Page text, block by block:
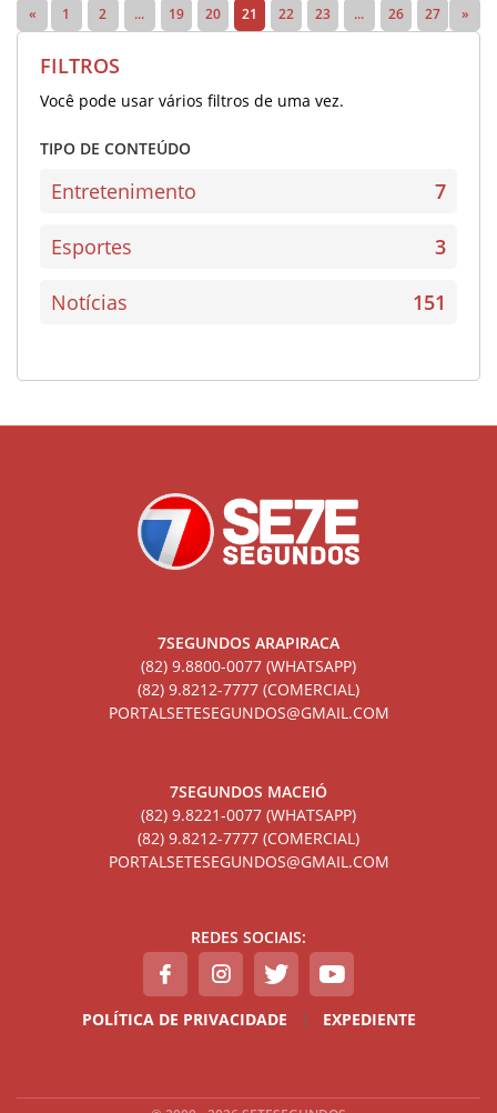
« 1 2 ... 19 20 21 22 23 ... 26 27 »
FILTROS
Você pode usar vários filtros de uma vez.
TIPO DE CONTEÚDO
Entretenimento 7
Esportes 3
Notícias 151
7SEGUNDOS ARAPIRACA
(82) 9.8800-0077 (WHATSAPP)
(82) 9.8212-7777 (COMERCIAL)
PORTALSETESEGUNDOS@GMAIL.COM
7SEGUNDOS MACEIÓ
(82) 9.8221-0077 (WHATSAPP)
(82) 9.8212-7777 (COMERCIAL)
PORTALSETESEGUNDOS@GMAIL.COM
REDES SOCIAIS:
POLÍTICA DE PRIVACIDADE | EXPEDIENTE